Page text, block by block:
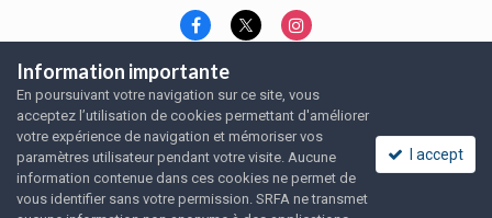
Langue Thème
Politique de confidentialité
Nous contacter
Nous contacter
SRFA, l'association des amoureux du rat domestique
Powered by Invision Community
Information importante
En poursuivant votre navigation sur ce site, vous
acceptez l’utilisation de cookies permettant d'améliorer
votre expérience de navigation et mémoriser vos
paramètres utilisateur pendant votre visite. Aucune
information contenue dans ces cookies ne permet de
vous identifier sans votre permission. SRFA ne transmet
I accept